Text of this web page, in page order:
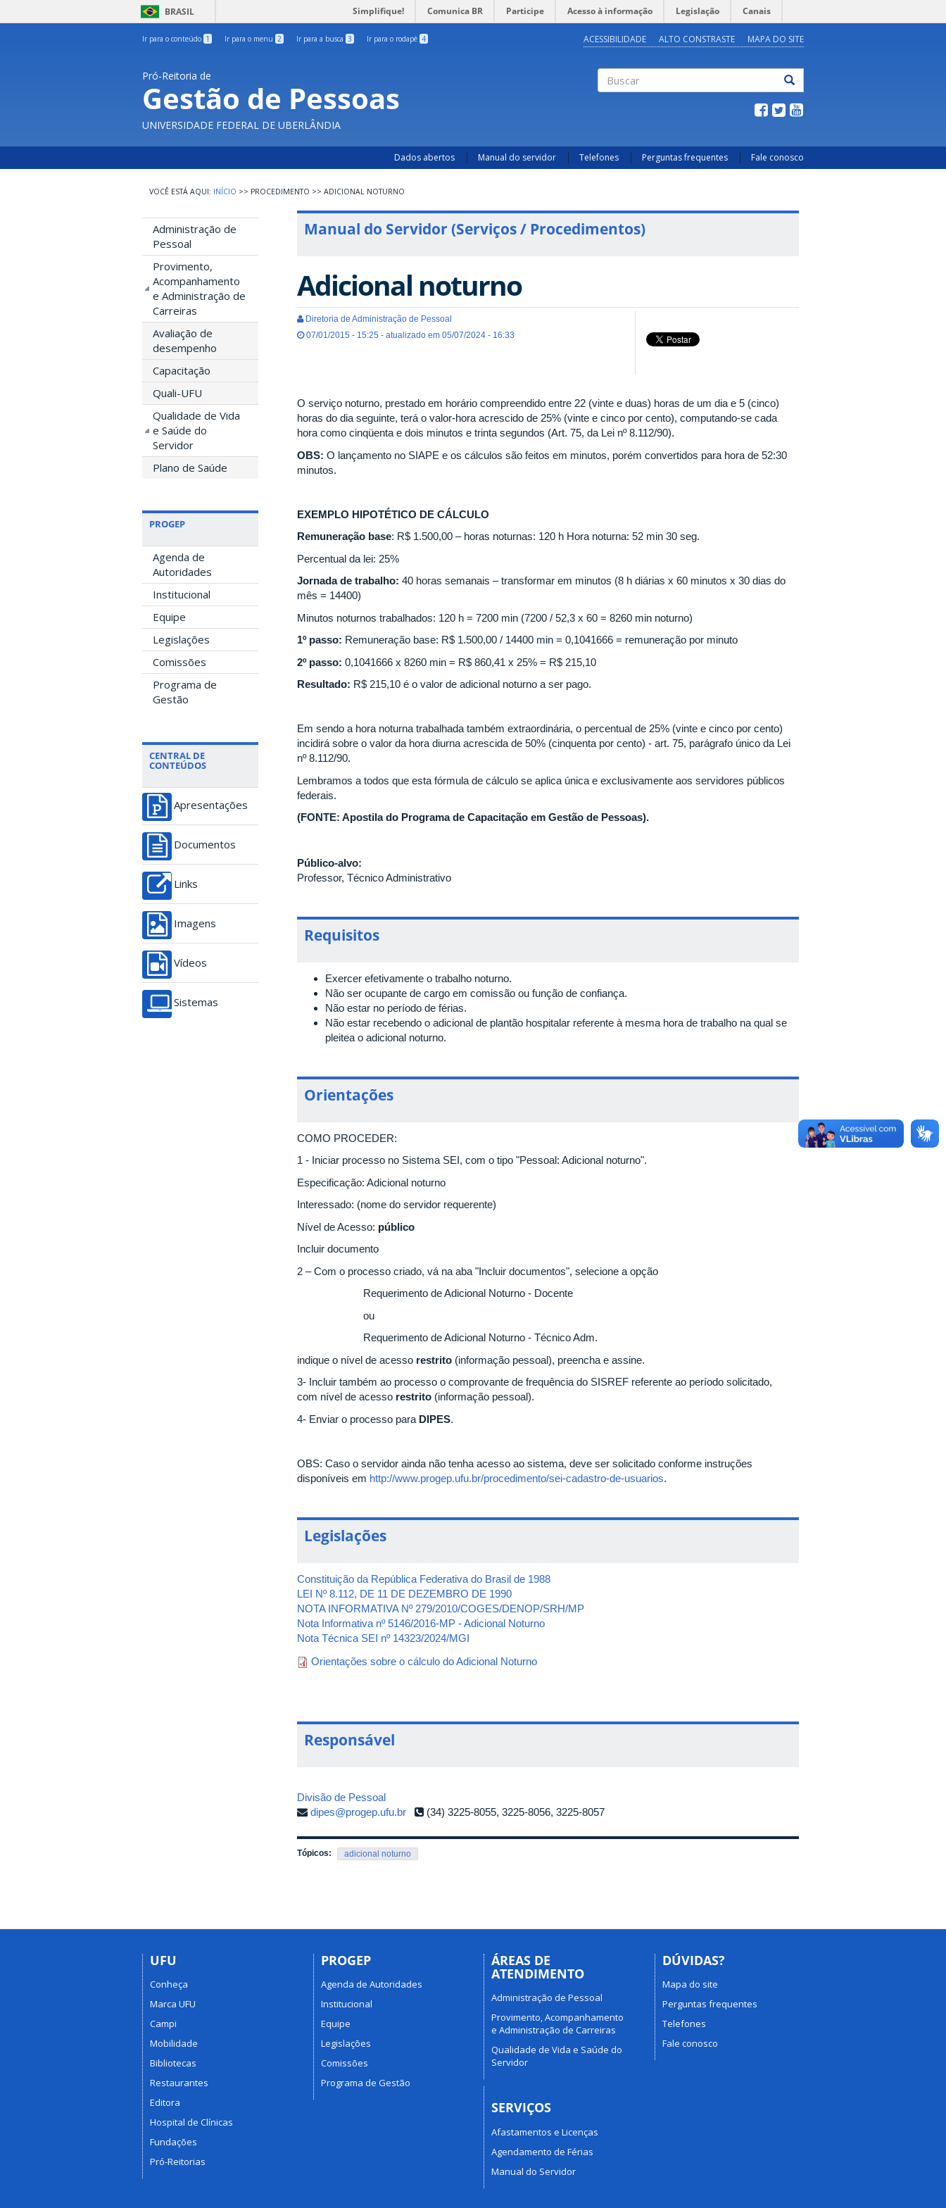
BRASIL Simplifique! Comunica BR Participe Acesso à informação Legislação Canais
Ir para o conteúdo 1 Ir para o menu 2 Ir para a busca 3 Ir para o rodapé 4 ACESSIBILIDADE ALTO CONSTRASTE MAPA DO SITE
Pró-Reitoria de
Gestão de Pessoas
UNIVERSIDADE FEDERAL DE UBERLÂNDIA
Dados abertos Manual do servidor Telefones Perguntas frequentes Fale conosco
INÍCIO >> PROCEDIMENTO >> ADICIONAL NOTURNO
Administração de
Pessoal
Provimento,
Acompanhamento
e Administração de
Carreiras
Avaliação de
desempenho
Capacitação
Quali-UFU
Qualidade de Vida
e Saúde do
Servidor
Plano de Saúde
PROGEP
Agenda de
Autoridades
Institucional
Equipe
Legislações
Comissões
Programa de
Gestão
CENTRAL DE
CONTEÚDOS
Apresentações
Documentos
Links
Imagens
Vídeos
Sistemas
Manual do Servidor (Serviços / Procedimentos)
Adicional noturno
Diretoria de Administração de Pessoal
07/01/2015 - 15:25 - atualizado em 05/07/2024 - 16:33
O serviço noturno, prestado em horário compreendido entre 22 (vinte e duas) horas de um dia e 5 (cinco)
horas do dia seguinte, terá o valor-hora acrescido de 25% (vinte e cinco por cento), computando-se cada
hora como cinqüenta e dois minutos e trinta segundos (Art. 75, da Lei nº 8.112/90).
OBS: O lançamento no SIAPE e os cálculos são feitos em minutos, porém convertidos para hora de 52:30
minutos.
EXEMPLO HIPOTÉTICO DE CÁLCULO
Remuneração base: R$ 1.500,00 – horas noturnas: 120 h Hora noturna: 52 min 30 seg.
Percentual da lei: 25%
Jornada de trabalho: 40 horas semanais – transformar em minutos (8 h diárias x 60 minutos x 30 dias do
mês = 14400)
Minutos noturnos trabalhados: 120 h = 7200 min (7200 / 52,3 x 60 = 8260 min noturno)
1º passo: Remuneração base: R$ 1.500,00 / 14400 min = 0,1041666 = remuneração por minuto
2º passo: 0,1041666 x 8260 min = R$ 860,41 x 25% = R$ 215,10
Resultado: R$ 215,10 é o valor de adicional noturno a ser pago.
Em sendo a hora noturna trabalhada também extraordinária, o percentual de 25% (vinte e cinco por cento)
incidirá sobre o valor da hora diurna acrescida de 50% (cinquenta por cento) - art. 75, parágrafo único da Lei
nº 8.112/90.
Lembramos a todos que esta fórmula de cálculo se aplica única e exclusivamente aos servidores públicos
federais.
(FONTE: Apostila do Programa de Capacitação em Gestão de Pessoas).
Público-alvo:
Professor, Técnico Administrativo
Requisitos
Exercer efetivamente o trabalho noturno.
Não ser ocupante de cargo em comissão ou função de confiança.
Não estar no período de férias.
Não estar recebendo o adicional de plantão hospitalar referente à mesma hora de trabalho na qual se
pleitea o adicional noturno.
Orientações
COMO PROCEDER:
1 - Iniciar processo no Sistema SEI, com o tipo "Pessoal: Adicional noturno".
Especificação: Adicional noturno
Interessado: (nome do servidor requerente)
Nível de Acesso: público
Incluir documento
2 – Com o processo criado, vá na aba "Incluir documentos", selecione a opção
Requerimento de Adicional Noturno - Docente
ou
Requerimento de Adicional Noturno - Técnico Adm.
indique o nível de acesso restrito (informação pessoal), preencha e assine.
3- Incluir também ao processo o comprovante de frequência do SISREF referente ao período solicitado,
com nível de acesso restrito (informação pessoal).
4- Enviar o processo para DIPES.
OBS: Caso o servidor ainda não tenha acesso ao sistema, deve ser solicitado conforme instruções
disponíveis em http://www.progep.ufu.br/procedimento/sei-cadastro-de-usuarios.
Legislações
Constituição da República Federativa do Brasil de 1988
LEI Nº 8.112, DE 11 DE DEZEMBRO DE 1990
NOTA INFORMATIVA Nº 279/2010/COGES/DENOP/SRH/MP
Nota Informativa nº 5146/2016-MP - Adicional Noturno
Nota Técnica SEI nº 14323/2024/MGI
Orientações sobre o cálculo do Adicional Noturno
Responsável
Divisão de Pessoal
dipes@progep.ufu.br
(34) 3225-8055, 3225-8056, 3225-8057
Tópicos: adicional noturno
UFU
Conheça
Marca UFU
Campi
Mobilidade
Bibliotecas
Restaurantes
Editora
Hospital de Clínicas
Fundações
Pró-Reitorias
PROGEP
Agenda de Autoridades
Institucional
Equipe
Legislações
Comissões
Programa de Gestão
ÁREAS DE
ATENDIMENTO
Administração de Pessoal
Provimento, Acompanhamento
e Administração de Carreiras
Qualidade de Vida e Saúde do
Servidor
SERVIÇOS
Afastamentos e Licenças
Agendamento de Férias
Manual do Servidor
DÚVIDAS?
Mapa do site
Perguntas frequentes
Telefones
Fale conosco